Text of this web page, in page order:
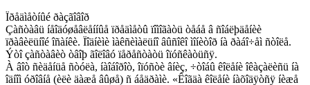
Ïðåäìåòíûé ðàçãîâîð
Çàñòàâü íåîäóøåâëåííûå ïðåäìåòû ïîìîãàòü òåáå â ñîáëþäåíèè
ïðàâèëüíîé îñàíêè. Ïîäíèìè ìàêñèìàëüíî âûñîêî ìîíèòîð íà ðàáî÷åì ñòîëå.
Ýòî çàñòàâèò òâîþ ãîëîâó ïåðåñòàòü îïóñêàòüñÿ.
À âîò ñèäåíüå ñòóëà, íàîáîðîò, îïóñòè âíèç, ÷òîáû êîëåíè îêàçàëèñü íà
îäíîì óðîâíå (èëè äàæå âûøå) ñ áåäðàìè. «Êîãäà êîëåíè íàõîäÿòñÿ íèæå